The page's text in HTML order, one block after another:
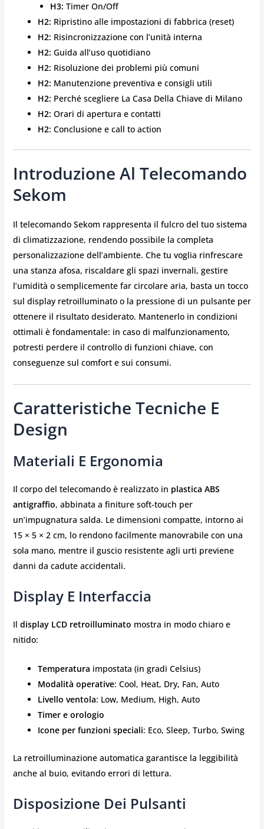
H3: Timer On/Off
H2: Ripristino alle impostazioni di fabbrica (reset)
H2: Risincronizzazione con l’unità interna
H2: Guida all’uso quotidiano
H2: Risoluzione dei problemi più comuni
H2: Manutenzione preventiva e consigli utili
H2: Perché scegliere La Casa Della Chiave di Milano
H2: Orari di apertura e contatti
H2: Conclusione e call to action
Introduzione Al Telecomando
Sekom
Il telecomando Sekom rappresenta il fulcro del tuo sistema
di climatizzazione, rendendo possibile la completa
personalizzazione dell’ambiente. Che tu voglia rinfrescare
una stanza afosa, riscaldare gli spazi invernali, gestire
l’umidità o semplicemente far circolare aria, basta un tocco
sul display retroilluminato o la pressione di un pulsante per
ottenere il risultato desiderato. Mantenerlo in condizioni
ottimali è fondamentale: in caso di malfunzionamento,
potresti perdere il controllo di funzioni chiave, con
conseguenze sul comfort e sui consumi.
Caratteristiche Tecniche E
Design
Materiali E Ergonomia
Il corpo del telecomando è realizzato in plastica ABS
antigraffio, abbinata a finiture soft-touch per
un’impugnatura salda. Le dimensioni compatte, intorno ai
15 × 5 × 2 cm, lo rendono facilmente manovrabile con una
sola mano, mentre il guscio resistente agli urti previene
danni da cadute accidentali.
Display E Interfaccia
Il display LCD retroilluminato mostra in modo chiaro e
nitido:
Temperatura impostata (in gradi Celsius)
Modalità operative: Cool, Heat, Dry, Fan, Auto
Livello ventola: Low, Medium, High, Auto
Timer e orologio
Icone per funzioni speciali: Eco, Sleep, Turbo, Swing
La retroilluminazione automatica garantisce la leggibilità
anche al buio, evitando errori di lettura.
Disposizione Dei Pulsanti